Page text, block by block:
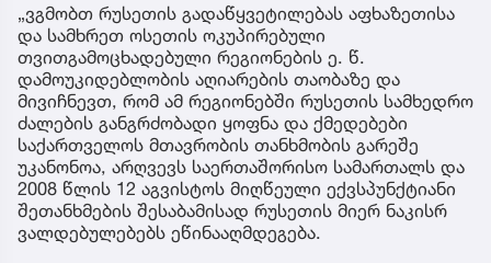
„ვგმობთ რუსეთის გადაწყვეტილებას აფხაზეთისა
და სამხრეთ ოსეთის ოკუპირებული
თვითგამოცხადებული რეგიონების ე. წ.
დამოუკიდებლობის აღიარების თაობაზე და
მივიჩნევთ, რომ ამ რეგიონებში რუსეთის სამხედრო
ძალების განგრძობადი ყოფნა და ქმედებები
საქართველოს მთავრობის თანხმობის გარეშე
უკანონოა, არღვევს საერთაშორისო სამართალს და
2008 წლის 12 აგვისტოს მიღწეული ექვსპუნქტიანი
შეთანხმების შესაბამისად რუსეთის მიერ ნაკისრ
ვალდებულებებს ეწინააღმდეგება.